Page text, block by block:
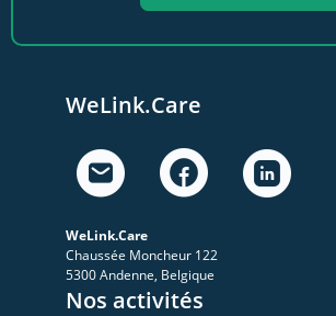
WeLink.Care
WeLink.Care
Chaussée Moncheur 122
5300 Andenne, Belgique
Nos activités